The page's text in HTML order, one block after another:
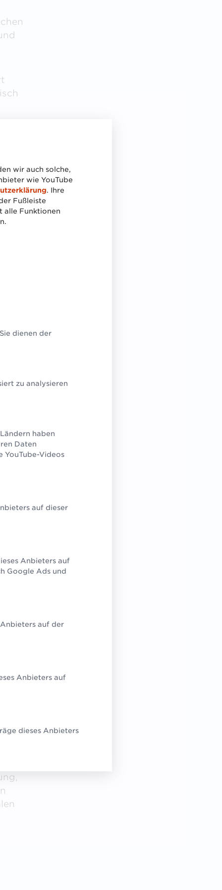
wir auch solche,
wie YouTube
. Ihre
Fußleiste
alle Funktionen
dienen der
zu analysieren
haben
Daten
YouTube-Videos
auf dieser
Anbieters auf
Google Ads und
auf der
Anbieters auf
dieses Anbieters